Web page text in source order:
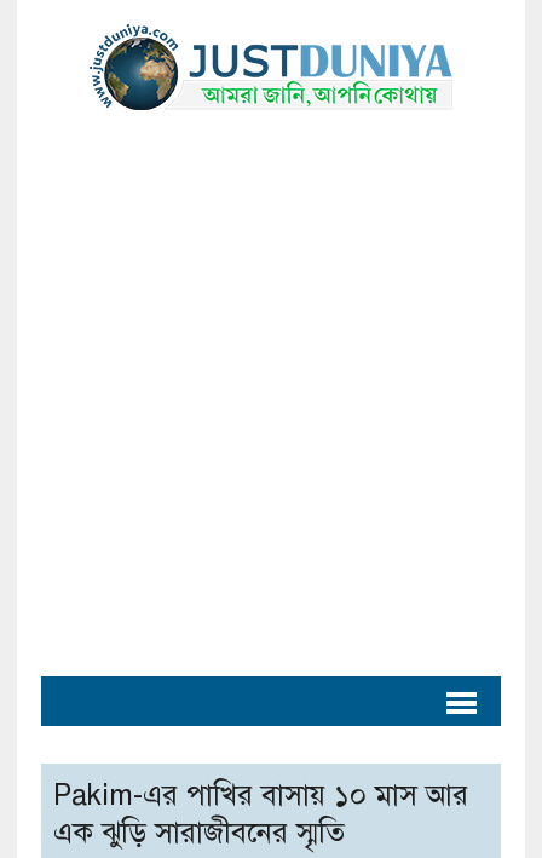
Pakim-এর পাখির বাসায় ১০ মাস আর
এক ঝুড়ি সারাজীবনের স্মৃতি